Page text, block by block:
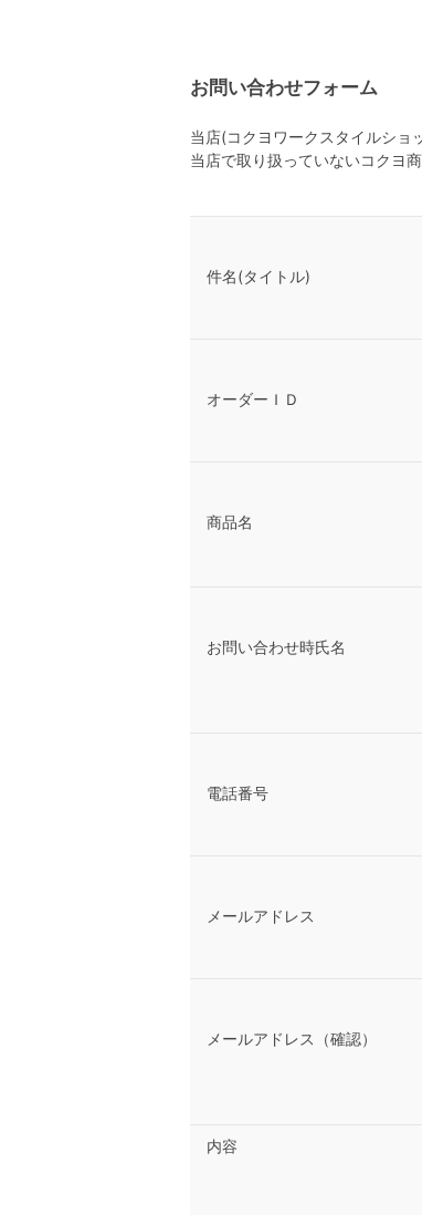
お問い合わせフォーム
当店(コクヨワークスタイルショ
当店で取り扱っていないコクヨ
件名(タイトル)
オーダーＩＤ
商品名
お問い合わせ時氏名
電話番号
メールアドレス
メールアドレス（確認）
内容